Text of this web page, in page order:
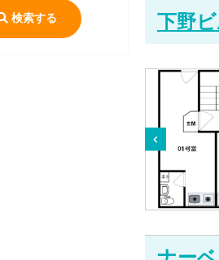
検索する 下野